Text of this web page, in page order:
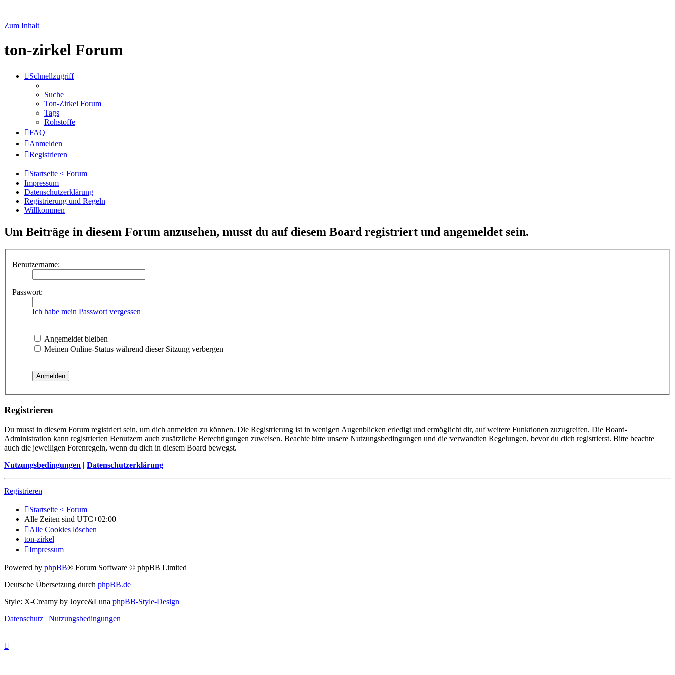
Zum Inhalt
ton-zirkel Forum
Schnellzugriff
Suche
Ton-Zirkel Forum
Tags
Rohstoffe
FAQ
Anmelden
Registrieren
Startseite < Forum
Impressum
Datenschutzerklärung
Registrierung und Regeln
Willkommen
Um Beiträge in diesem Forum anzusehen, musst du auf diesem Board registriert und angemeldet sein.
Benutzername:
Passwort:
Ich habe mein Passwort vergessen
Angemeldet bleiben
Meinen Online-Status während dieser Sitzung verbergen
Registrieren
Du musst in diesem Forum registriert sein, um dich anmelden zu können. Die Registrierung ist in wenigen Augenblicken erledigt und ermöglicht dir, auf weitere Funktionen zuzugreifen. Die Board-
Administration kann registrierten Benutzern auch zusätzliche Berechtigungen zuweisen. Beachte bitte unsere Nutzungsbedingungen und die verwandten Regelungen, bevor du dich registrierst. Bitte beachte
auch die jeweiligen Forenregeln, wenn du dich in diesem Board bewegst.
Nutzungsbedingungen | Datenschutzerklärung
Registrieren
Startseite < Forum
Alle Zeiten sind UTC+02:00
Alle Cookies löschen
ton-zirkel
Impressum
Powered by phpBB® Forum Software © phpBB Limited
Deutsche Übersetzung durch phpBB.de
Style: X-Creamy by Joyce&Luna phpBB-Style-Design
Datenschutz | Nutzungsbedingungen